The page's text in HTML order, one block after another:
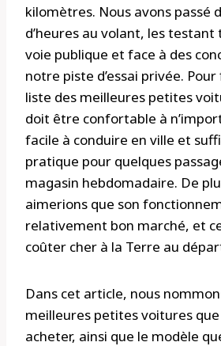
kilomètres. Nous avons passé
d’heures au volant, les testant
voie publique et face à des
notre piste d’essai privée.
liste des meilleures petites
doit être confortable à
facile à conduire en ville et
pratique pour quelques
magasin hebdomadaire. De
aimerions que son
relativement bon marché, et
coûter cher à la Terre au
Dans cet article, nous
meilleures petites voitures
acheter, ainsi que le modèle